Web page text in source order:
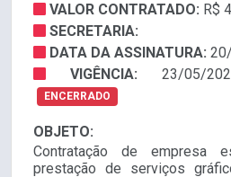
VALOR CONTRATADO: R$
SECRETARIA:
DATA DA ASSINATURA:
VIGÊNCIA: 23/05/
ENCERRADO
OBJETO:
Contratação de empresa
prestação de serviços